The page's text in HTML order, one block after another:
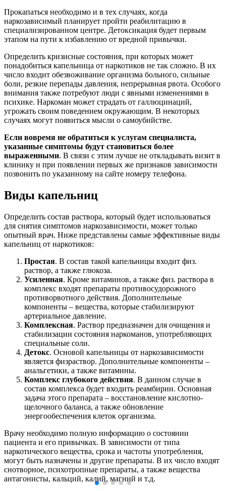
Прокапаться необходимо и в тех случаях, когда
наркозависимый планирует пройти реабилитацию в
специализированном центре. Детоксикация будет первым
этапом на пути к избавлению от вредной привычки.
Определить кризисные состояния, при которых может
понадобиться капельница от наркотиков не так сложно. В их
число входит обезвоживание организма больного, сильные
боли, резкие перепады давления, непрерывная рвота. Особого
внимания также потребуют люди с явными изменениями в
психике. Наркоман может страдать от галлюцинаций,
угрожать своим поведением окружающим. В некоторых
случаях могут появиться мысли о самоубийстве.
Если вовремя не обратиться к услугам специалиста,
указанные симптомы будут становиться более
выраженными. В связи с этим лучше не откладывать визит в
клинику и при появлении первых же признаков зависимости
позвонить по указанному на сайте номеру телефона.
Виды капельниц
Определить состав раствора, который будет использоваться
для снятия симптомов наркозависимости, может только
опытный врач. Ниже представлены самые эффективные виды
капельниц от наркотиков:
Простая. В состав такой капельницы входит физ.
раствор, а также глюкоза.
Усиленная. Кроме витаминов, а также физ. раствора в
комплекс входят препараты противосудорожного
противорвотного действия. Дополнительные
компоненты – вещества, которые стабилизируют
артериальное давление.
Комплексная. Раствор предназначен для очищения и
стабилизации состояния наркоманов, употребляющих
специальные соли.
Детокс. Основой капельницы от наркозависимости
является физраствор. Дополнительные компоненты –
анальгетики, а также витамины.
Комплекс глубокого действия. В данном случае в
состав комплекса будет входить реамбирин. Основная
задача этого препарата – восстановление кислотно-
щелочного баланса, а также обновление
энергообеспечения клеток организма.
Врачу необходимо полную информацию о состоянии
пациента и его привычках. В зависимости от типа
наркотического вещества, срока и частоты употребления,
могут быть назначены и другие препараты. В их число входят
снотворное, психотропные препараты, а также вещества
антагонисты, кальций, калий, магний и т.д.